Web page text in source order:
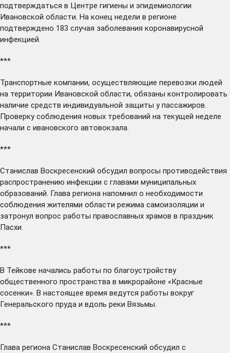
подтверждаться в Центре гигиены и эпидемиологии
Ивановской области. На конец недели в регионе
подтверждено 183 случая заболевания коронавирусной
инфекцией.
***
Транспортные компании, осуществляющие перевозки людей
на территории Ивановской области, обязаны контролировать
наличие средств индивидуальной защиты у пассажиров.
Проверку соблюдения новых требований на текущей неделе
начали с ивановского автовокзала.
***
Станислав Воскресенский обсудил вопросы противодействия
распространению инфекции с главами муниципальных
образований. Глава региона напомнил о необходимости
соблюдения жителями области режима самоизоляции и
затронул вопрос работы православных храмов в праздник
Пасхи.
***
В Тейкове начались работы по благоустройству
общественного пространства в микрорайоне «Красные
сосенки». В настоящее время ведутся работы вокруг
Генеральского пруда и вдоль реки Вязьмы.
***
Глава региона Станислав Воскресенский обсудил с